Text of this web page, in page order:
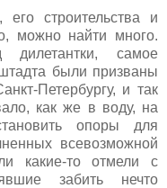
строительства и
можно найти много.
самое
были призваны
Петербургу, и так
как же в воду, на
опоры для
всевозможной
какие-то отмели с
забить нечто